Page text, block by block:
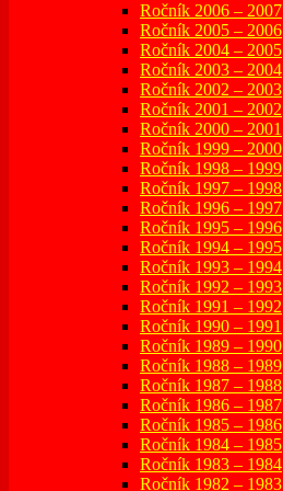
Ročník 2006 – 2007
Ročník 2005 – 2006
Ročník 2004 – 2005
Ročník 2003 – 2004
Ročník 2002 – 2003
Ročník 2001 – 2002
Ročník 2000 – 2001
Ročník 1999 – 2000
Ročník 1998 – 1999
Ročník 1997 – 1998
Ročník 1996 – 1997
Ročník 1995 – 1996
Ročník 1994 – 1995
Ročník 1993 – 1994
Ročník 1992 – 1993
Ročník 1991 – 1992
Ročník 1990 – 1991
Ročník 1989 – 1990
Ročník 1988 – 1989
Ročník 1987 – 1988
Ročník 1986 – 1987
Ročník 1985 – 1986
Ročník 1984 – 1985
Ročník 1983 – 1984
Ročník 1982 – 1983